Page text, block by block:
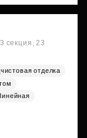
секция, 23
отделка